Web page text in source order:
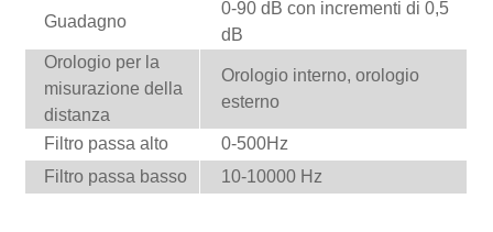
Guadagno
0-90 dB con incrementi di 0,5
dB
Orologio per la
misurazione della
distanza
Orologio interno, orologio
esterno
Filtro passa alto
0-500Hz
Filtro passa basso
10-10000 Hz